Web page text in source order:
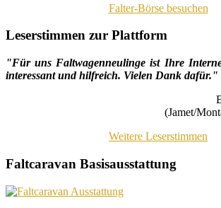
Falter-Börse besuchen
Leserstimmen zur Plattform
"Für uns Faltwagenneulinge ist Ihre
interessant und hilfreich. Vielen Dank dafür."
(Jamet/
Weitere Leserstimmen
Faltcaravan Basisausstattung